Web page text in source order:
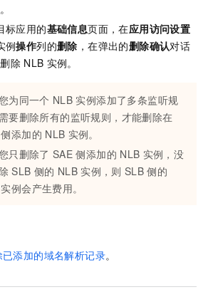
。
标应用的基础信息页面，在应用访问设置
例操作列的删除 ，在弹出的删除确认对话
除 NLB 实例。
为同一个 NLB 实例添加了多条监听规
要删除所有的监听规则，才能删除在
侧添加的 NLB 实例。
只删除了 SAE 侧添加的 NLB 实例，没
SLB 侧的 NLB 实例，则 SLB 侧的
实例会产生费用。
已添加的域名解析记录。